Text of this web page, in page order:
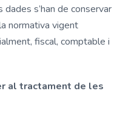
s’han de conservar
normativa vigent
fiscal, comptable i
al tractament de les